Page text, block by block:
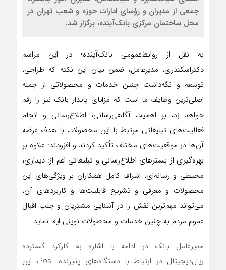
جمعی از مدیران و رؤسای ادارات حوزه و شعب تهران در
محل ساختمان مرکزی بانک‌آینده، برگزار شد.
به نقل از روابط‌عمومی بانک‌آینده؛ در این مراسم
دکتراسکندری، مدیرعامل، ضمن بیان این نکته که طراحی،
توسعه و نگه‌داشت چنین خدمات و محصولاتی از جمله
اصلی‌ترین وظایف ما است که مزایای پایدار بانک نیز را رقم
خواهد زد، بر اهمیت آگاهی‌رسانی، اطلاع‌رسانی و انجام
فعالیت‌های تبلیغاتی مرتبط با این محصولات با هدف عرضه
آن‌ها در موقعیت‌های مختلف تأکید کردند و افزودند: علاوه بر
بهره‌گیری از بسترهای اطلاع‌رسانی و تبلیغاتی اعم از: دیداری،
محیطی و رسانه‌ای، اشراف کامل همکاران بر ویژگی‌های این
محصولات و معرفی و تشریح قابلیت‌ها و کاربردهای آن،
می‌تواند مهم‌ترین نقش را در آشنایی مشتریان و جلب اقبال
عموم مردم به چنین خدمات و محصولات نوینی ایفا نماید.
مدیرعامل بانک در ادامه با اشاره به کارکرد گسترده
ریال‌دیجیتال در ارتباط با دستگاه‌های پذیرنده- Pos، این